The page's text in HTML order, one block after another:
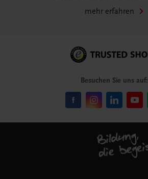
mehr erfahren
Besuchen Sie uns auf: